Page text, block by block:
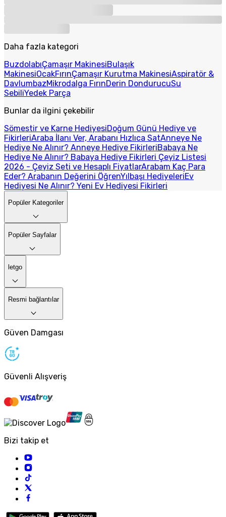
Daha fazla kategori
BuzdolabıÇamaşır MakinesiBulaşık
MakinesiOcakFırınÇamaşır Kurutma MakinesiAspiratör &
DavlumbazMikrodalga FırınDerin DondurucuSu
SebiliYedek Parça
Bunlar da ilgini çekebilir
Sömestir ve Karne HediyesiDoğum Günü Hediye ve
FikirleriAraba İlanı Ver, Arabanı Hızlıca SatAnneye Ne
Hediye Ne Alınır? Anneye Hediye FikirleriBabaya Ne
Hediye Ne Alınır? Babaya Hediye Fikirleri Çeyiz Listesi
2026 - Çeyiz Seti ve Hesaplı FiyatlarArabam Kaç Para
Eder? Arabanın Değerini ÖğrenYılbaşı HediyeleriEv
Hediyesi Ne Alınır? Yeni Ev Hediyesi Fikirleri
Popüler Kategoriler
Popüler Sayfalar
letgo
Resmi bağlantılar
Güven Damgası
Güvenli Alışveriş
Bizi takip et